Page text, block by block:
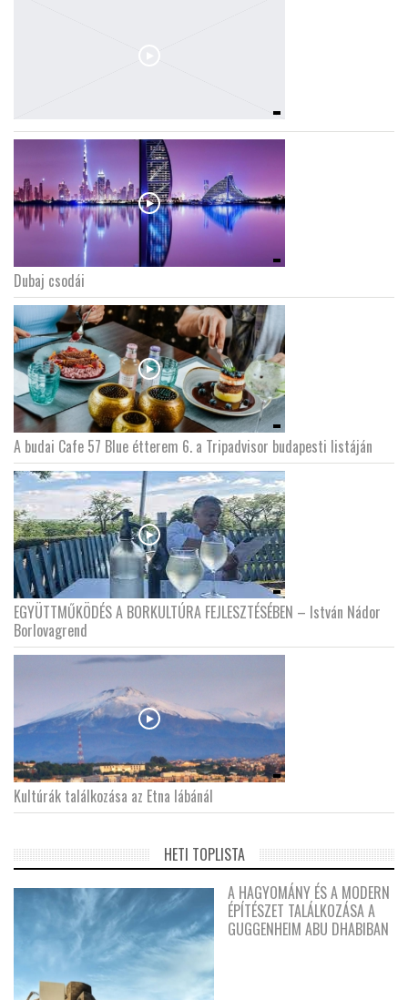
Dubaj csodái
A budai Cafe 57 Blue étterem 6. a Tripadvisor budapesti listáján
EGYÜTTMŰKÖDÉS A BORKULTÚRA FEJLESZTÉSÉBEN – István Nádor
Borlovagrend
Kultúrák találkozása az Etna lábánál
HETI TOPLISTA
A HAGYOMÁNY ÉS A MODERN
ÉPÍTÉSZET TALÁLKOZÁSA A
GUGGENHEIM ABU DHABIBAN